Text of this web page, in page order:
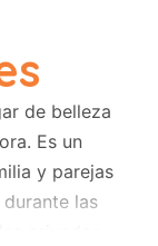
de belleza
Es un
y parejas
las